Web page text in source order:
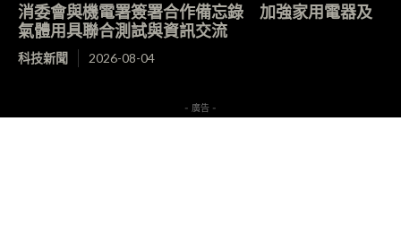
消委會與機電署簽署合作備忘錄 加強家用電器及
氣體用具聯合測試與資訊交流
科技新聞 2026-08-04
- 廣告 -